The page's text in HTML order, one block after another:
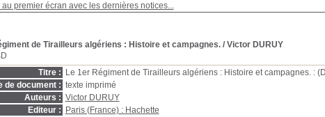
au premier écran avec les dernières notices...
de Tirailleurs algériens : Histoire et campagnes./ Victor DURUY
Titre :
Le 1er Régiment de Tirailleurs algériens : Histoire et campagnes. :
de document : texte imprimé
Auteurs : Victor DURUY
Editeur :
Paris (France) : Hachette